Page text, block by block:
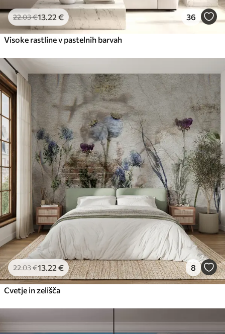
22.03€13 .22 € 36
Visoke rastline v pastelnih barvah
22.03€13 .22 € 8
Cvetje in zelišča